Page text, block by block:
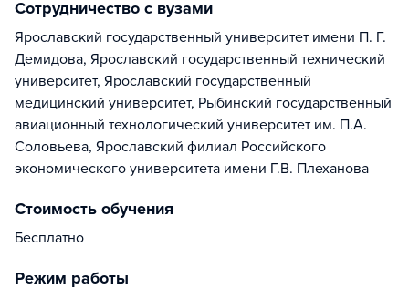
Сотрудничество с вузами
Ярославский государственный университет имени П. Г.
Демидова, Ярославский государственный технический
университет, Ярославский государственный
медицинский университет, Рыбинский государственный
авиационный технологический университет им. П.А.
Соловьева, Ярославский филиал Российского
экономического университета имени Г.В. Плеханова
Стоимость обучения
Бесплатно
Режим работы